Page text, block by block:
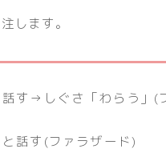
します。
す→しぐさ「わらう」(
話す(ファラザード)